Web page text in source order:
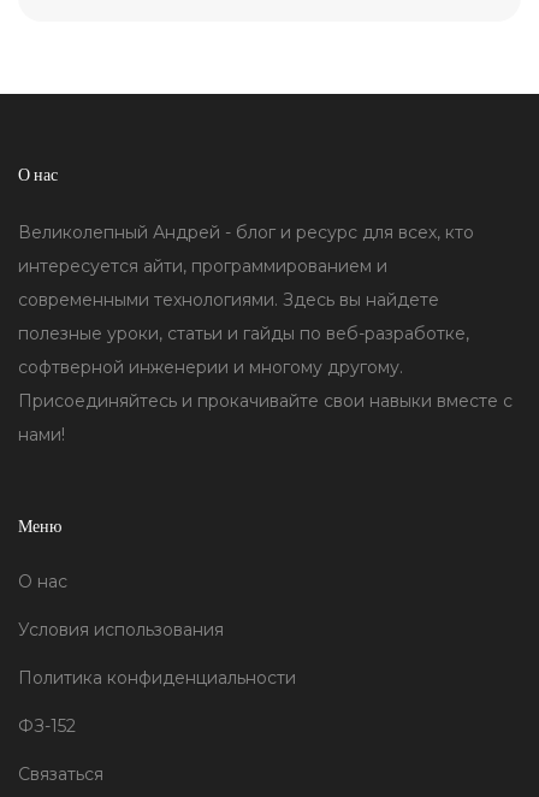
О нас
Великолепный Андрей - блог и ресурс для всех, кто
интересуется айти, программированием и
современными технологиями. Здесь вы найдете
полезные уроки, статьи и гайды по веб-разработке,
софтверной инженерии и многому другому.
Присоединяйтесь и прокачивайте свои навыки вместе с
нами!
Меню
О нас
Условия использования
Политика конфиденциальности
ФЗ-152
Связаться